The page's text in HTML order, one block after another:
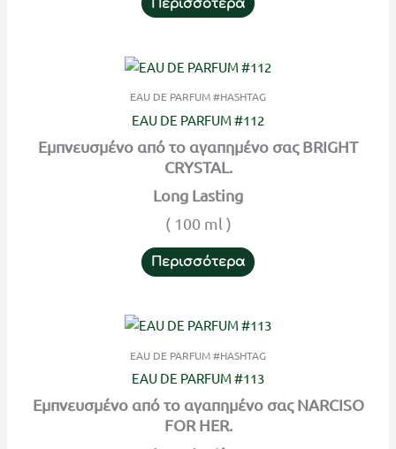
Περισσότερα
EAU DE PARFUM #HASHTAG
EAU DE PARFUM #112
Εμπνευσμένο από το αγαπημένο σας BRIGHT
CRYSTAL.
Long Lasting
( 100 ml )
Περισσότερα
EAU DE PARFUM #HASHTAG
EAU DE PARFUM #113
Εμπνευσμένο από το αγαπημένο σας NARCISO
FOR HER.